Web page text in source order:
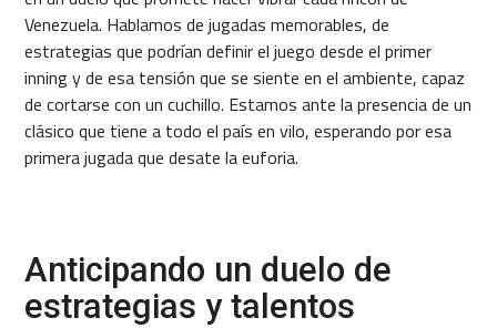
Venezuela. Hablamos de jugadas memorables, de
estrategias que podrían definir el juego desde el primer
inning y de esa tensión que se siente en el ambiente, capaz
de cortarse con un cuchillo. Estamos ante la presencia de un
clásico que tiene a todo el país en vilo, esperando por esa
primera jugada que desate la euforia.
Anticipando un duelo de
estrategias y talentos